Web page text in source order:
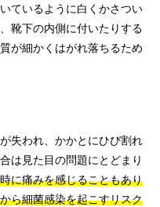
ているように白くかさつい
靴下の内側に付いたりする
が細かくはがれ落ちるため
失われ、かかとにひび割れ
は見た目の問題にとどまり
に痛みを感じることもあり
ら細菌感染を起こすリスク